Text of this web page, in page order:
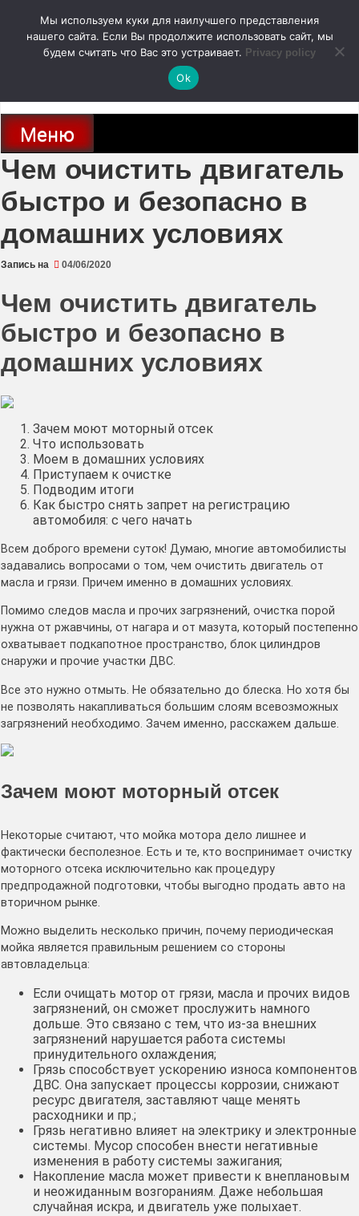
содержимому
autodoc24.ru
Новости про современные автомобили и не только, новинки зарубежного
и отечественного автопрома
Меню
Чем очистить двигатель
быстро и безопасно в
домашних условиях
Запись на 04/06/2020
Чем очистить двигатель
быстро и безопасно в
домашних условиях
Зачем моют моторный отсек
Что использовать
Моем в домашних условиях
Приступаем к очистке
Подводим итоги
Как быстро снять запрет на регистрацию
автомобиля: с чего начать
Всем доброго времени суток! Думаю, многие автомобилисты
задавались вопросами о том, чем очистить двигатель от
масла и грязи. Причем именно в домашних условиях.
Помимо следов масла и прочих загрязнений, очистка порой
нужна от ржавчины, от нагара и от мазута, который постепенно
охватывает подкапотное пространство, блок цилиндров
снаружи и прочие участки ДВС.
Все это нужно отмыть. Не обязательно до блеска. Но хотя бы
не позволять накапливаться большим слоям всевозможных
загрязнений необходимо. Зачем именно, расскажем дальше.
Зачем моют моторный отсек
Некоторые считают, что мойка мотора дело лишнее и
фактически бесполезное. Есть и те, кто воспринимает очистку
моторного отсека исключительно как процедуру
предпродажной подготовки, чтобы выгодно продать авто на
вторичном рынке.
Можно выделить несколько причин, почему периодическая
мойка является правильным решением со стороны
автовладельца:
Если очищать мотор от грязи, масла и прочих видов
загрязнений, он сможет прослужить намного
дольше. Это связано с тем, что из-за внешних
загрязнений нарушается работа системы
принудительного охлаждения;
Грязь способствует ускорению износа компонентов
ДВС. Она запускает процессы коррозии, снижают
ресурс двигателя, заставляют чаще менять
расходники и пр.;
Грязь негативно влияет на электрику и электронные
системы. Мусор способен внести негативные
изменения в работу системы зажигания;
Накопление масла может привести к внеплановым
и неожиданным возгораниям. Даже небольшая
случайная искра, и двигатель уже полыхает.
Мы используем куки для наилучшего представления
нашего сайта. Если Вы продолжите использовать сайт, мы
будем считать что Вас это устраивает. Privacy policy
Ok